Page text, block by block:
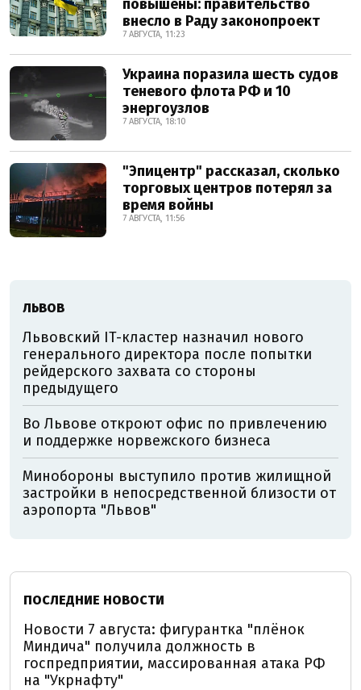
повышены: правительство
внесло в Раду законопроект
7 АВГУСТА, 11:23
Украина поразила шесть судов
теневого флота РФ и 10
энергоузлов
7 АВГУСТА, 18:10
"Эпицентр" рассказал, сколько
торговых центров потерял за
время войны
7 АВГУСТА, 11:56
ЛЬВОВ
Львовский IT-кластер назначил нового
генерального директора после попытки
рейдерского захвата со стороны
предыдущего
Во Львове откроют офис по привлечению
и поддержке норвежского бизнеса
Минобороны выступило против жилищной
застройки в непосредственной близости от
аэропорта "Львов"
ПОСЛЕДНИЕ НОВОСТИ
Новости 7 августа: фигурантка "плёнок
Миндича" получила должность в
госпредприятии, массированная атака РФ
на "Укрнафту"